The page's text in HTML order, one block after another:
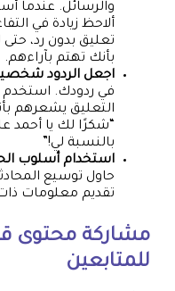
والرسائل. عندما
ألاحظ زيادة في
تعليق بدون رد،
بأنك تهتم بآراءهم.
اجعل الردود
في ردودك. استخدم
التعليق يشعرهم
“شكرًا لك يا أحمد
بالنسبة لي!”
استخدام أسلوب
حاول توسيع
تقديم معلومات
مشاركة محتوى
للمتابعين